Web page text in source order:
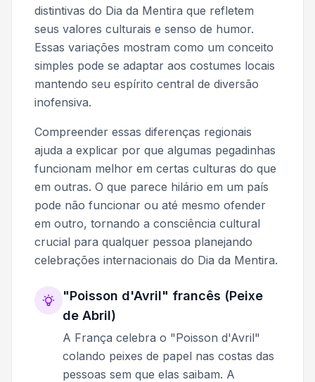
distintivas do Dia da Mentira que refletem
seus valores culturais e senso de humor.
Essas variações mostram como um conceito
simples pode se adaptar aos costumes locais
mantendo seu espírito central de diversão
inofensiva.
Compreender essas diferenças regionais
ajuda a explicar por que algumas pegadinhas
funcionam melhor em certas culturas do que
em outras. O que parece hilário em um país
pode não funcionar ou até mesmo ofender
em outro, tornando a consciência cultural
crucial para qualquer pessoa planejando
celebrações internacionais do Dia da Mentira.
"Poisson d'Avril" francês (Peixe
de Abril)
A França celebra o "Poisson d'Avril"
colando peixes de papel nas costas das
pessoas sem que elas saibam. A